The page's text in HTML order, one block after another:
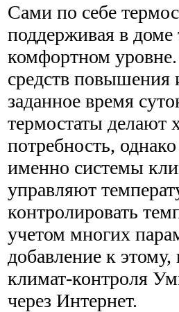
Сами по себе
поддерживая в доме
комфортном
средств
заданное время
термостаты делают
потребность,
именно системы
управляют
контролировать
учетом многих
добавление к
климат-контроля
через Интернет.